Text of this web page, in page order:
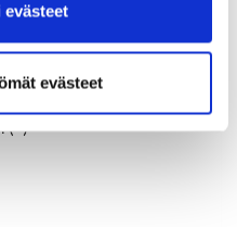
evästeet
evästeet
Rekisteröidy
kauppakamari
(*)